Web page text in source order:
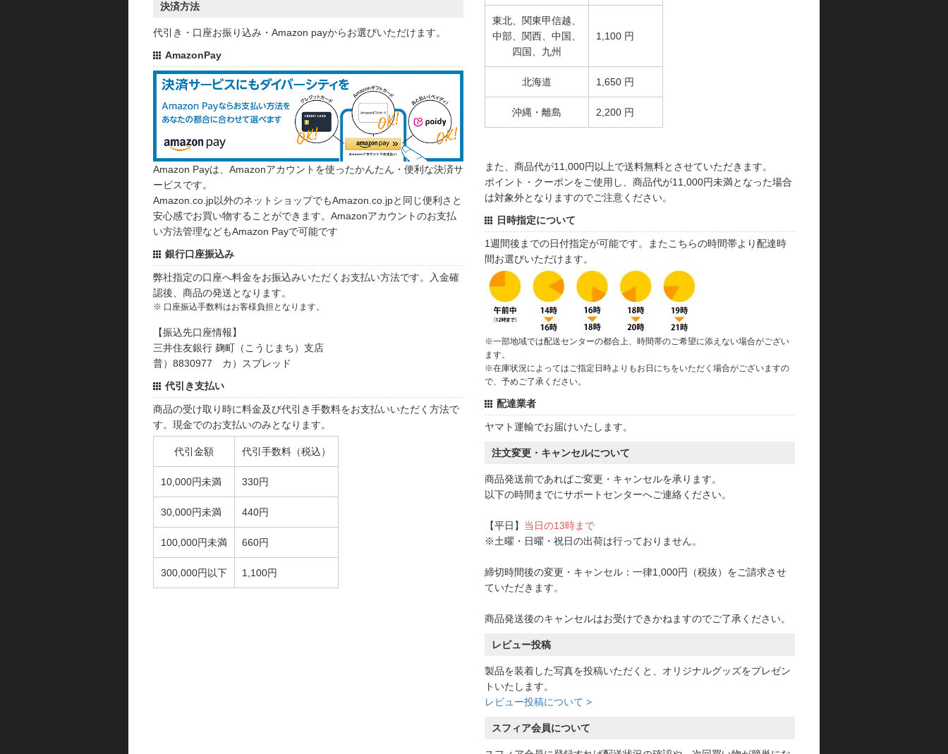
決済方法
代引き・口座お振り込み・Amazon payからお選びいただけます。
AmazonPay
Amazon Payは、Amazonアカウントを使ったかんたん・便利な決済サ
ービスです。
Amazon.co.jp以外のネットショップでもAmazon.co.jpと同じ便利さと
安心感でお買い物することができます。Amazonアカウントのお支払
い方法管理などもAmazon Payで可能です
銀行口座振込み
弊社指定の口座へ料金をお振込みいただくお支払い方法です。入金確
認後、商品の発送となります。
※ 口座振込手数料はお客様負担となります。
【振込先口座情報】
三井住友銀行 麹町（こうじまち）支店
普）8830977 カ）スプレッド
代引き支払い
商品の受け取り時に料金及び代引き手数料をお支払いいただく方法で
す。現金でのお支払いのみとなります。
代引金額 代引手数料（税込）
10,000円未満 330円
30,000円未満 440円
100,000円未満 660円
300,000円以下 1,100円
東北、関東甲信越、
中部、関西、中国、
四国、九州
1,100 円
北海道 1,650 円
沖縄・離島 2,200 円
また、商品代が11,000円以上で送料無料とさせていただきます。
ポイント・クーポンをご使用し、商品代が11,000円未満となった場合
は対象外となりますのでご注意ください。
日時指定について
1週間後までの日付指定が可能です。またこちらの時間帯より配達時
間お選びいただけます。
※一部地域では配送センターの都合上、時間帯のご希望に添えない場合がござい
ます。
※在庫状況によってはご指定日時よりもお日にちをいただく場合がございますの
で、予めご了承ください。
配達業者
ヤマト運輸でお届けいたします。
注文変更・キャンセルについて
商品発送前であればご変更・キャンセルを承ります。
以下の時間までにサポートセンターへご連絡ください。
【平日】 当日の13時まで
※土曜・日曜・祝日の出荷は行っておりません。
締切時間後の変更・キャンセル：一律1,000円（税抜）をご請求させ
ていただきます。
商品発送後のキャンセルはお受けできかねますのでご了承ください。
レビュー投稿
製品を装着した写真を投稿いただくと、オリジナルグッズをプレゼン
トいたします。
レビュー投稿について >
スフィア会員について